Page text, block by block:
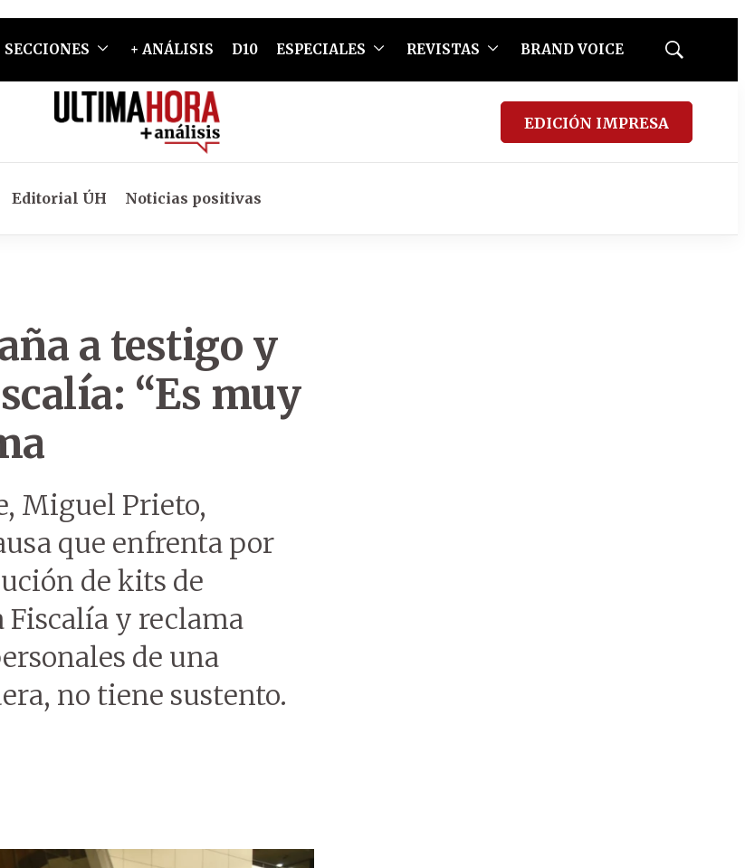
SECCIONES + ANÁLISIS D10 ESPECIALES REVISTAS BRAND VOICE
Mostrar
EDICIÓN IMPRESA
Editorial ÚH Noticias positivas
a testigo y
“Es muy
Miguel Prieto,
que enfrenta por
de kits de
y reclama
de una
no tiene sustento.